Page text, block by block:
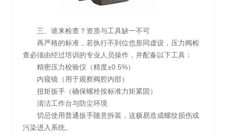
三、谁来检查？资质与工具缺一不可
再严格的标准，若执行不到位也形同虚设，压力阀检
查必须由经过培训的专业人员操作，并配备以下工具：
精密压力校验仪（精度±0.5%）
内窥镜（用于观察阀腔内部）
扭矩扳手（确保螺栓按标准力矩紧固）
清洁工作台与防尘环境
切忌使用普通扳手随意拆装，这极易造成螺纹损伤或
污染进入系统。